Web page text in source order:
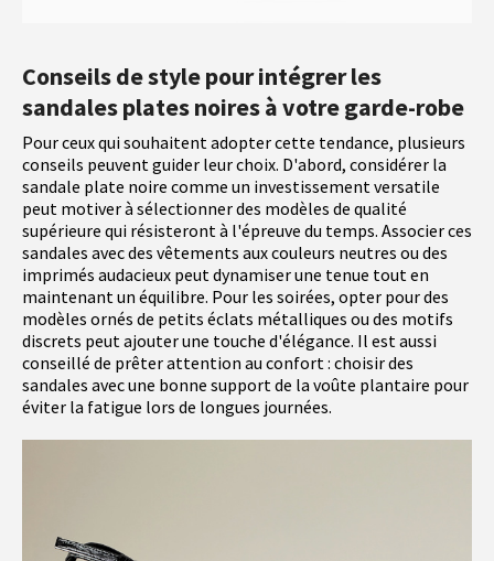
Conseils de style pour intégrer les
sandales plates noires à votre garde-robe
Pour ceux qui souhaitent adopter cette tendance, plusieurs
conseils peuvent guider leur choix. D'abord, considérer la
sandale plate noire comme un investissement versatile
peut motiver à sélectionner des modèles de qualité
supérieure qui résisteront à l'épreuve du temps. Associer ces
sandales avec des vêtements aux couleurs neutres ou des
imprimés audacieux peut dynamiser une tenue tout en
maintenant un équilibre. Pour les soirées, opter pour des
modèles ornés de petits éclats métalliques ou des motifs
discrets peut ajouter une touche d'élégance. Il est aussi
conseillé de prêter attention au confort : choisir des
sandales avec une bonne support de la voûte plantaire pour
éviter la fatigue lors de longues journées.